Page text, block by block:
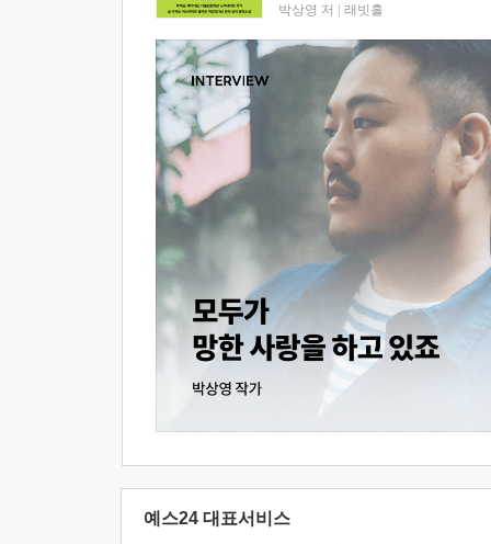
박상영 저 래빗홀
예스24 대표서비스